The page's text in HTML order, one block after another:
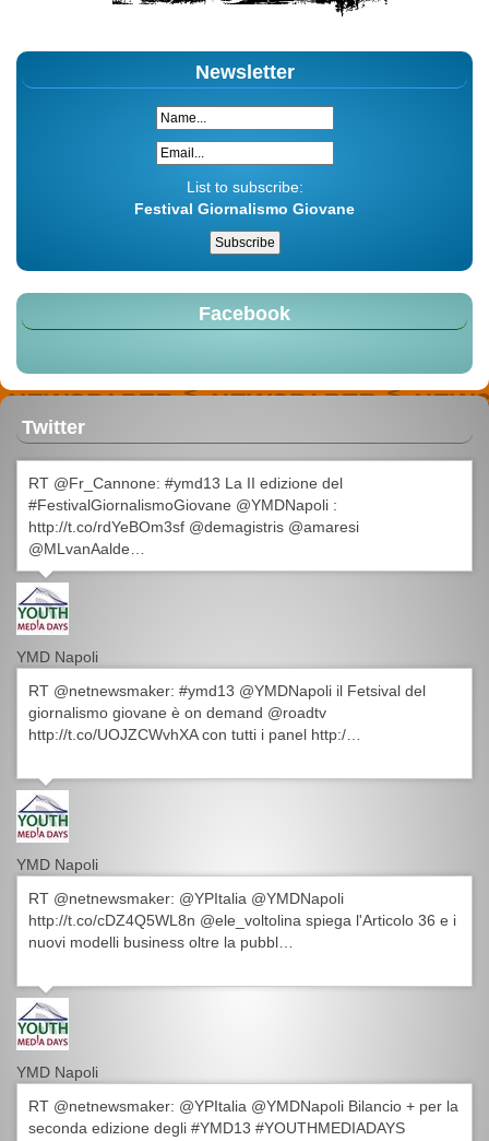
Newsletter
List to subscribe:
Festival Giornalismo Giovane
Facebook
Twitter
RT @Fr_Cannone: #ymd13 La II edizione del
#FestivalGiornalismoGiovane @YMDNapoli :
http://t.co/rdYeBOm3sf @demagistris @amaresi
@MLvanAalde…
YMD Napoli
RT @netnewsmaker: #ymd13 @YMDNapoli il Fetsival del
giornalismo giovane è on demand @roadtv
http://t.co/UOJZCWvhXA con tutti i panel http:/…
YMD Napoli
RT @netnewsmaker: @YPItalia @YMDNapoli
http://t.co/cDZ4Q5WL8n @ele_voltolina spiega l'Articolo 36 e i
nuovi modelli business oltre la pubbl…
YMD Napoli
RT @netnewsmaker: @YPItalia @YMDNapoli Bilancio + per la
seconda edizione degli #YMD13 #YOUTHMEDIADAYS